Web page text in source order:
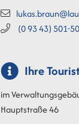
(09343) 501-50
Ihre
im
Hauptstraße 46